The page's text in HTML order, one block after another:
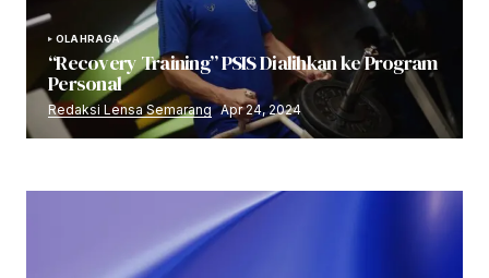
OLAHRAGA
“Recovery Training” PSIS Dialihkan ke Program
Personal
Redaksi Lensa Semarang Apr 24, 2024